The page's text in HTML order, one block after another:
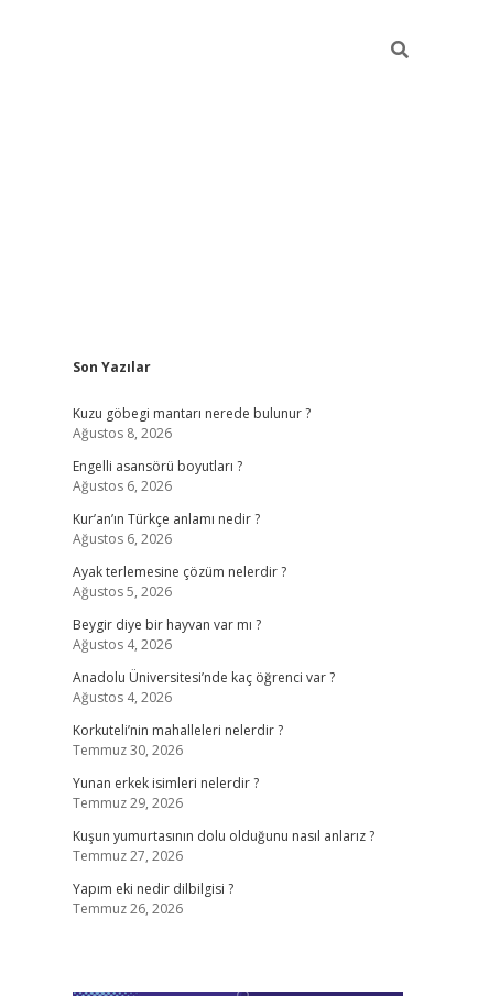
Sidebar
Son Yazılar
Kuzu göbegi mantarı nerede bulunur ?
Ağustos 8, 2026
Engelli asansörü boyutları ?
Ağustos 6, 2026
Kur’an’ın Türkçe anlamı nedir ?
Ağustos 6, 2026
Ayak terlemesine çözüm nelerdir ?
Ağustos 5, 2026
Beygir diye bir hayvan var mı ?
Ağustos 4, 2026
Anadolu Üniversitesi’nde kaç öğrenci var ?
Ağustos 4, 2026
Korkuteli’nin mahalleleri nelerdir ?
Temmuz 30, 2026
Yunan erkek isimleri nelerdir ?
Temmuz 29, 2026
Kuşun yumurtasının dolu olduğunu nasıl anlarız ?
Temmuz 27, 2026
Yapım eki nedir dilbilgisi ?
Temmuz 26, 2026